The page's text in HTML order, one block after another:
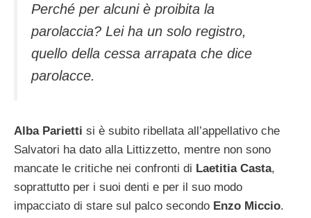
Perché per alcuni è proibita la
parolaccia? Lei ha un solo registro,
quello della cessa arrapata che dice
parolacce.
Alba Parietti si è subito ribellata all’appellativo che
Salvatori ha dato alla Littizzetto, mentre non sono
mancate le critiche nei confronti di Laetitia Casta,
soprattutto per i suoi denti e per il suo modo
impacciato di stare sul palco secondo Enzo Miccio.